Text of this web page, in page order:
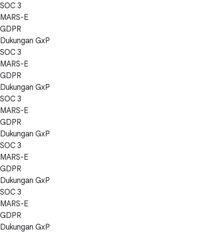
SOC 3
MARS-E
GDPR
Dukungan GxP
SOC 3
MARS-E
GDPR
Dukungan GxP
SOC 3
MARS-E
GDPR
Dukungan GxP
SOC 3
MARS-E
GDPR
Dukungan GxP
SOC 3
MARS-E
GDPR
Dukungan GxP